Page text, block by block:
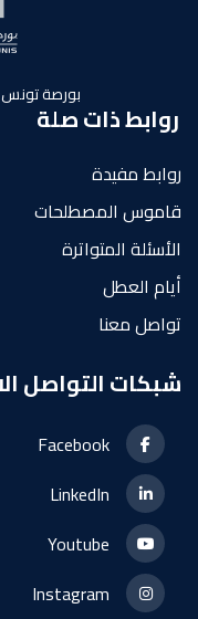
بورصة
روابط ذات صلة
روابط مفيدة
قاموس المصطلحات
الأسئلة المتواترة
أيام العطل
تواصل معنا
شبكات التواصل
Facebook
LinkedIn
Youtube
Instagram